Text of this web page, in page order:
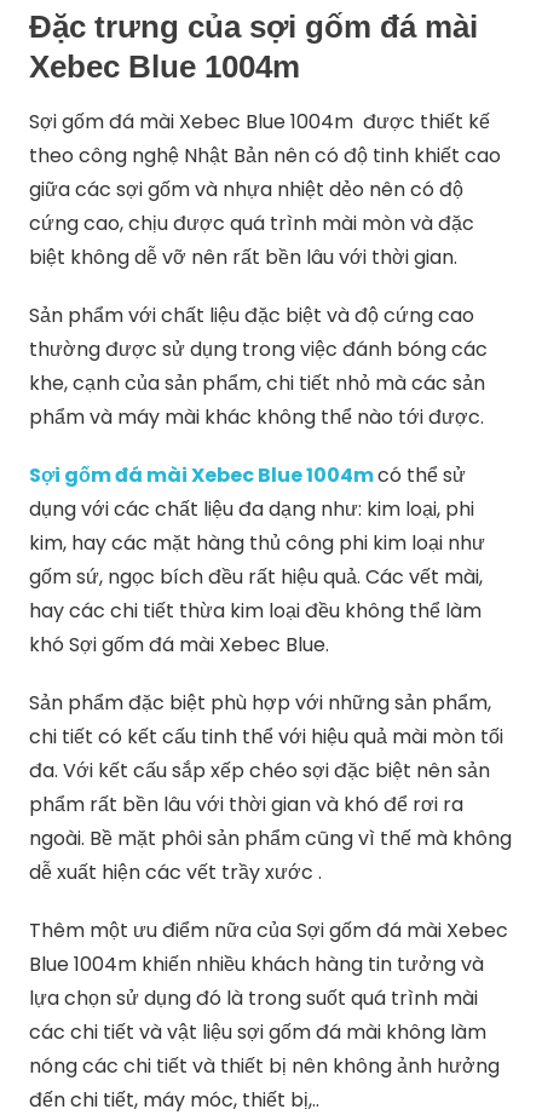
Đặc trưng của sợi gốm đá mài
Xebec Blue 1004m
Sợi gốm đá mài Xebec Blue 1004m được thiết kế
theo công nghệ Nhật Bản nên có độ tinh khiết cao
giữa các sợi gốm và nhựa nhiệt dẻo nên có độ
cứng cao, chịu được quá trình mài mòn và đặc
biệt không dễ vỡ nên rất bền lâu với thời gian.
Sản phẩm với chất liệu đặc biệt và độ cứng cao
thường được sử dụng trong việc đánh bóng các
khe, cạnh của sản phẩm, chi tiết nhỏ mà các sản
phẩm và máy mài khác không thể nào tới được.
Sợi gốm đá mài Xebec Blue 1004mcó thể sử
dụng với các chất liệu đa dạng như: kim loại, phi
kim, hay các mặt hàng thủ công phi kim loại như
gốm sứ, ngọc bích đều rất hiệu quả. Các vết mài,
hay các chi tiết thừa kim loại đều không thể làm
khó Sợi gốm đá mài Xebec Blue.
Sản phẩm đặc biệt phù hợp với những sản phẩm,
chi tiết có kết cấu tinh thể với hiệu quả mài mòn tối
đa. Với kết cấu sắp xếp chéo sợi đặc biệt nên sản
phẩm rất bền lâu với thời gian và khó để rơi ra
ngoài. Bề mặt phôi sản phẩm cũng vì thế mà không
dễ xuất hiện các vết trầy xước .
Thêm một ưu điểm nữa của Sợi gốm đá mài Xebec
Blue 1004m khiến nhiều khách hàng tin tưởng và
lựa chọn sử dụng đó là trong suốt quá trình mài
các chi tiết và vật liệu sợi gốm đá mài không làm
nóng các chi tiết và thiết bị nên không ảnh hưởng
đến chi tiết, máy móc, thiết bị,..